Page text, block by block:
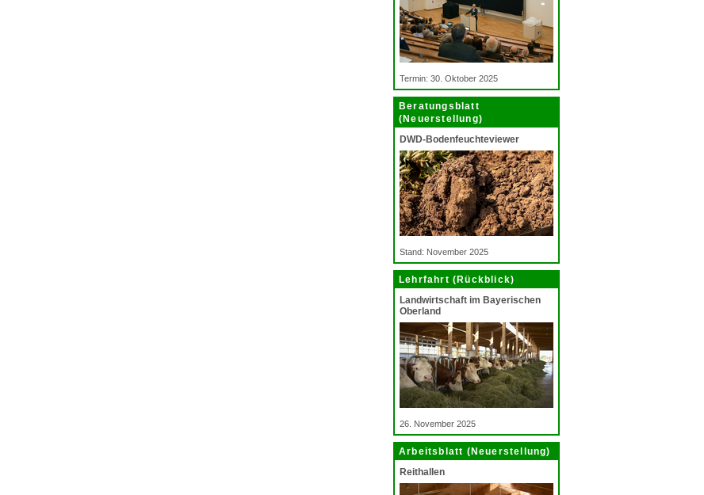
Termin: 30. Oktober 2025
Beratungsblatt
(Neuerstellung)
DWD-Bodenfeuchteviewer
Stand: November 2025
Lehrfahrt (Rückblick)
Landwirtschaft im Bayerischen
Oberland
26. November 2025
Arbeitsblatt (Neuerstellung)
Reithallen